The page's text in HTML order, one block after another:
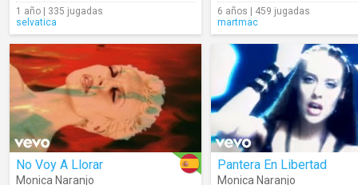
1 año | 335 jugadas
selvatica
6 años | 459 jugadas
martmac
No Voy A Llorar
Monica Naranjo
Pantera En Libertad
Monica Naranjo